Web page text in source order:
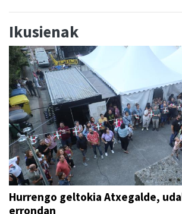
Ikusienak
Hurrengo geltokia Atxegalde,
errondan